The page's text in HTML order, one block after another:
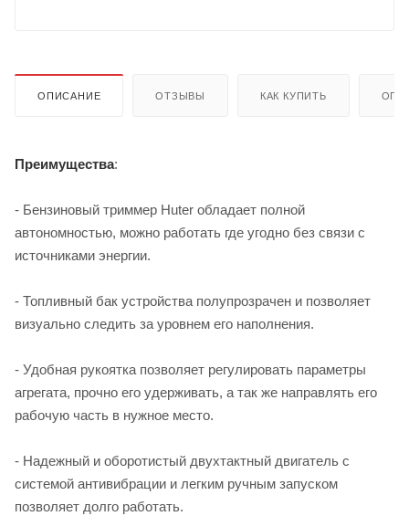
ОПИСАНИЕ ОТЗЫВЫ КАК КУПИТЬ
Преимущества:
- Бензиновый триммер Huter обладает полной
автономностью, можно работать где угодно без связи с
источниками энергии.
- Топливный бак устройства полупрозрачен и позволяет
визуально следить за уровнем его наполнения.
- Удобная рукоятка позволяет регулировать параметры
агрегата, прочно его удерживать, а так же направлять его
рабочую часть в нужное место.
- Надежный и оборотистый двухтактный двигатель с
системой антивибрации и легким ручным запуском
позволяет долго работать.